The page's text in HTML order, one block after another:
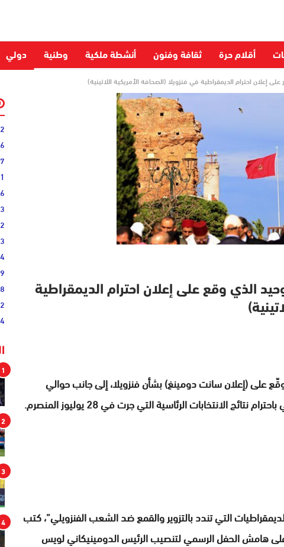
أقلام حرة ثقافة وفنون أنشطة ملكية وطنية دولي
إعلان احترام الديمقراطية في فنزويلا (الصحافة الأمريكية اللاتينية)
الذي وقع على إعلان احترام الديمقراطية
على (إعلان سانت دومينغ) بشأن فنزويلا، إلى جانب حوالي
الانتخابات الرئاسية التي جرت في 28 يوليوز المنصرم.
التي تندد بالتزوير والقمع ضد الشعب الفنزويلي”، كتب
هامش الحفل الرسمي لتنصيب الرئيس الدومينيكاني لويس
1
2
3
4